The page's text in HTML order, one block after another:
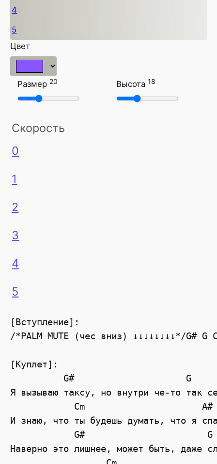
4
5
Цвет
Размер 20 Высота 18
Скорость
0
1
2
3
4
5
[Вступление]:
/*PALM MUTE (чес вниз) ↓↓↓↓↓↓↓↓*/G# G
[Куплет]:
          G#                     G
Я вызываю таксу, но внутри че-то так
            Cm                      A#
И знаю, что ты будешь думать, что я
            G#                       G
Наверно это лишнее, может быть, даже